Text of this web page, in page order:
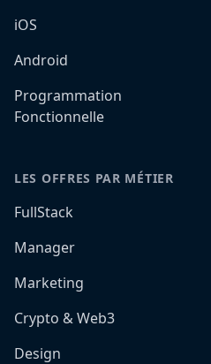
iOS
Android
Programmation
Fonctionnelle
LES OFFRES PAR MÉTIER
FullStack
Manager
Marketing
Crypto & Web3
Design